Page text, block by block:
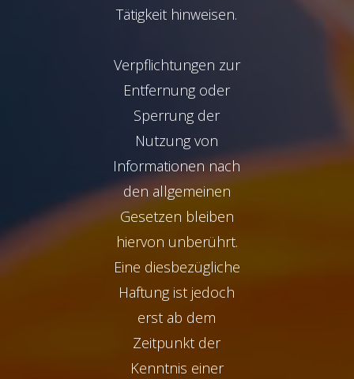
Tätigkeit hinweisen.
Verpflichtungen zur
Entfernung oder
Sperrung der
Nutzung von
Informationen nach
den allgemeinen
Gesetzen bleiben
hiervon unberührt.
Eine diesbezügliche
Haftung ist jedoch
erst ab dem
Zeitpunkt der
Kenntnis einer